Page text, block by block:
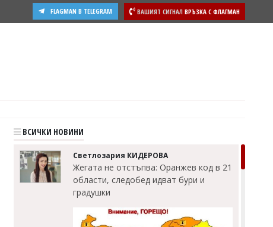
ВАШИЯТ СИГНАЛ ВРЪЗКА С ФЛАГМАН
FLAGMAN В TELEGRAM
ВСИЧКИ НОВИНИ
Светлозария КИДЕРОВА
Жегата не отстъпва: Оранжев код в 21
области, следобед идват бури и
градушки